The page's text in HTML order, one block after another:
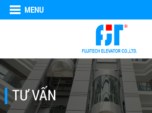
MENU
TƯ VẤN